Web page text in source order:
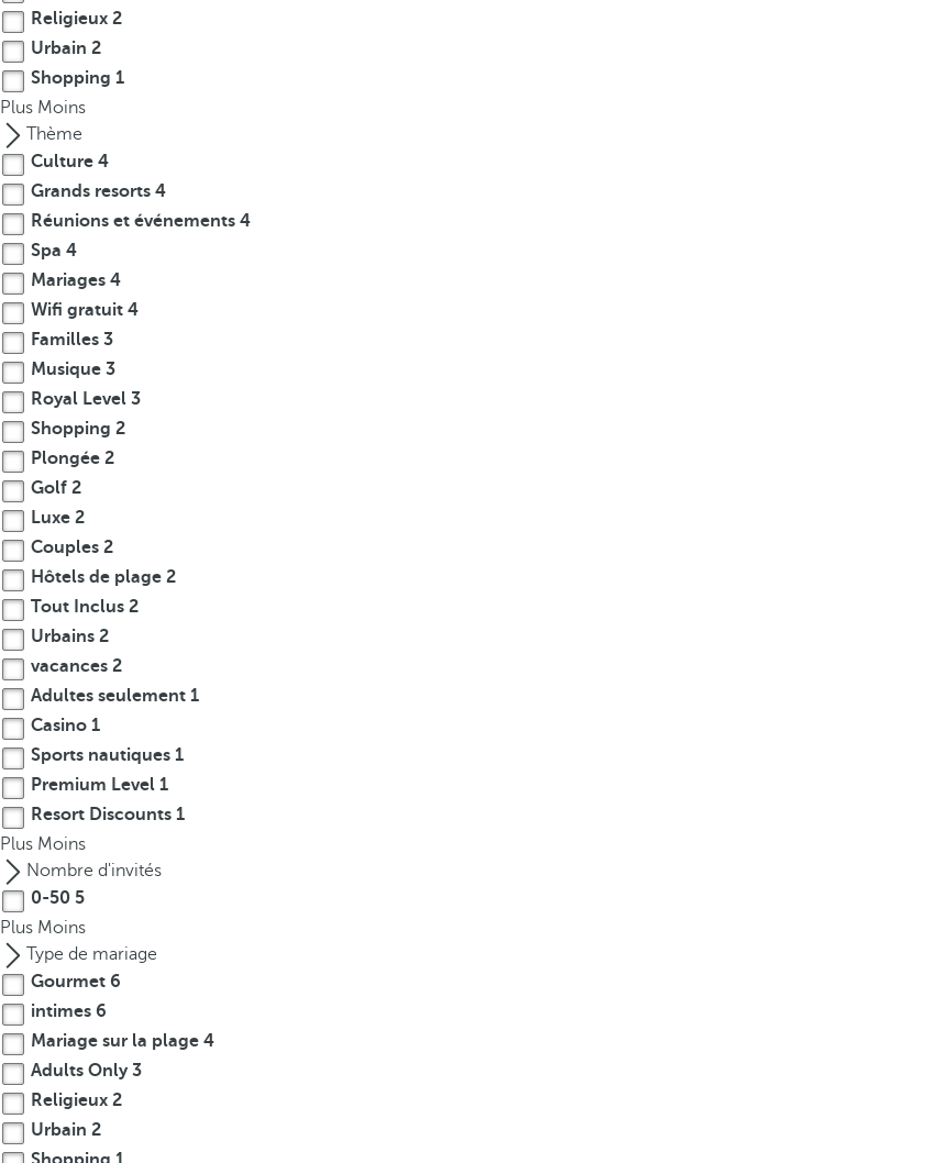
Religieux 2
Urbain 2
Shopping 1
Plus Moins
Thème
Culture 4
Grands resorts 4
Réunions et événements 4
Spa 4
Mariages 4
Wifi gratuit 4
Familles 3
Musique 3
Royal Level 3
Shopping 2
Plongée 2
Golf 2
Luxe 2
Couples 2
Hôtels de plage 2
Tout Inclus 2
Urbains 2
vacances 2
Adultes seulement 1
Casino 1
Sports nautiques 1
Premium Level 1
Resort Discounts 1
Plus Moins
Nombre d'invités
0-50 5
Plus Moins
Type de mariage
Gourmet 6
intimes 6
Mariage sur la plage 4
Adults Only3
Religieux 2
Urbain 2